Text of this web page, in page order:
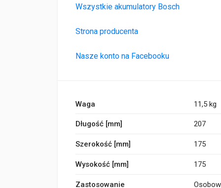
Wszystkie akumulatory Bosch
Strona producenta
Nasze konto na Facebooku
Waga 11,5 kg
Długość [mm] 207
Szerokość [mm] 175
Wysokość [mm] 175
Zastosowanie